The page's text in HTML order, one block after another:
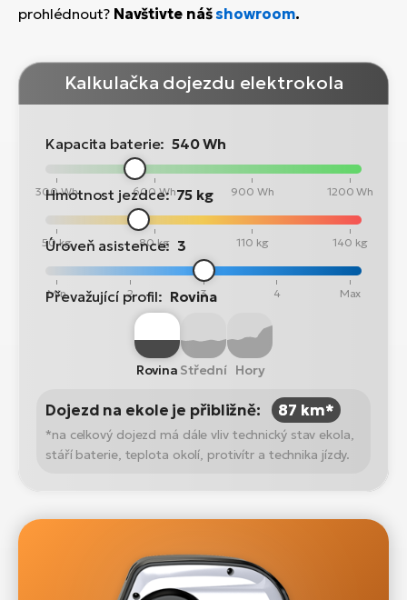
prohlédnout? Navštivte nášshowroom.
Kalkulačka dojezdu elektrokola
Kapacita baterie: 540 Wh
300 Wh 600 Wh 900 Wh 1200 Wh
Hmotnost jezdce: 75 kg
50 kg 80 kg 110 kg 140 kg
Úroveň asistence: 3
Min 2 3 4 Max
Převažující profil: Rovina
Rovina Střední Hory
Dojezd na ekole je přibližně: 87 km*
*na celkový dojezd má dále vliv technický stav ekola,
stáří baterie, teplota okolí, protivítr a technika jízdy.